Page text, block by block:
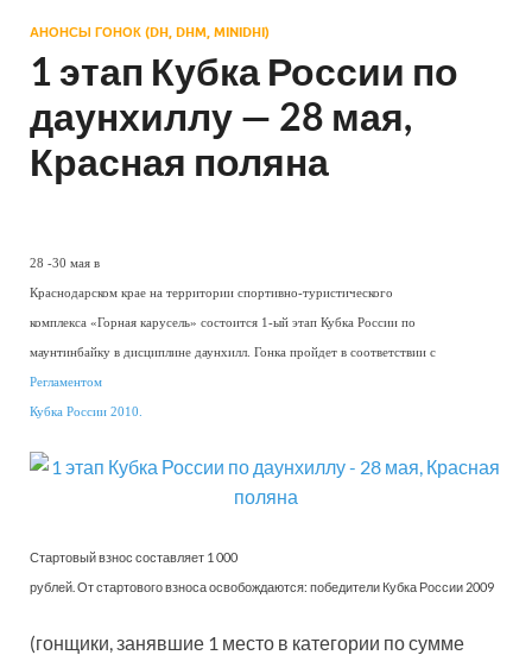
АНОНСЫ ГОНОК (DH, DHM, MINIDHI)
1 этап Кубка России по
даунхиллу — 28 мая,
Красная поляна
28 -30 мая в
Краснодарском крае на территории спортивно-туристического
комплекса «Горная карусель» состоится 1-ый этап Кубка России по
маунтинбайку в дисциплине даунхилл. Гонка пройдет в соответствии с
Регламентом
Кубка России 2010.
Стартовый взнос составляет 1 000
рублей. От стартового взноса освобождаются: победители Кубка России 2009
(гонщики, занявшие 1 место в категории по сумме